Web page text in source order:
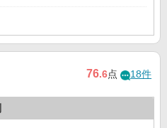
76.6点 18件